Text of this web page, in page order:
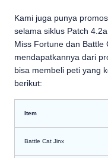
Kami juga punya
selama siklus Patch
Miss Fortune dan Battle
mendapatkannya dari
bisa membeli peti yang
berikut:
Item
Battle Cat Jinx